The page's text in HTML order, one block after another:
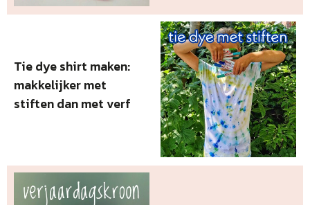
Tie dye shirt maken:
makkelijker met
stiften dan met verf